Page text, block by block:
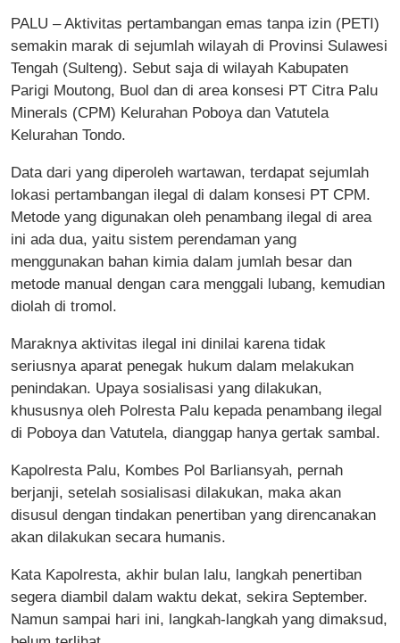
PALU – Aktivitas pertambangan emas tanpa izin (PETI)
semakin marak di sejumlah wilayah di Provinsi Sulawesi
Tengah (Sulteng). Sebut saja di wilayah Kabupaten
Parigi Moutong, Buol dan di area konsesi PT Citra Palu
Minerals (CPM) Kelurahan Poboya dan Vatutela
Kelurahan Tondo.
Data dari yang diperoleh wartawan, terdapat sejumlah
lokasi pertambangan ilegal di dalam konsesi PT CPM.
Metode yang digunakan oleh penambang ilegal di area
ini ada dua, yaitu sistem perendaman yang
menggunakan bahan kimia dalam jumlah besar dan
metode manual dengan cara menggali lubang, kemudian
diolah di tromol.
Maraknya aktivitas ilegal ini dinilai karena tidak
seriusnya aparat penegak hukum dalam melakukan
penindakan. Upaya sosialisasi yang dilakukan,
khususnya oleh Polresta Palu kepada penambang ilegal
di Poboya dan Vatutela, dianggap hanya gertak sambal.
Kapolresta Palu, Kombes Pol Barliansyah, pernah
berjanji, setelah sosialisasi dilakukan, maka akan
disusul dengan tindakan penertiban yang direncanakan
akan dilakukan secara humanis.
Kata Kapolresta, akhir bulan lalu, langkah penertiban
segera diambil dalam waktu dekat, sekira September.
Namun sampai hari ini, langkah-langkah yang dimaksud,